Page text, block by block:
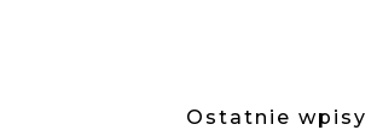
Ostatnie wpisy